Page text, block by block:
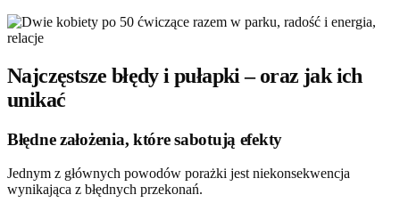
Najczęstsze błędy i pułapki – oraz jak ich
unikać
Błędne założenia, które sabotują efekty
Jednym z głównych powodów porażki jest niekonsekwencja
wynikająca z błędnych przekonań.